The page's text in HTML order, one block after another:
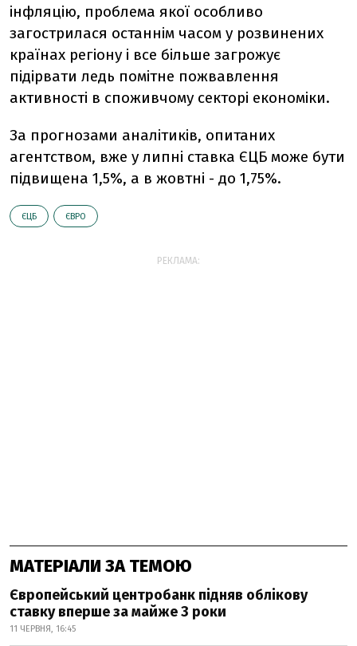
інфляцію, проблема якої особливо
загострилася останнім часом у розвинених
країнах регіону і все більше загрожує
підірвати ледь помітне пожвавлення
активності в споживчому секторі економіки.
За прогнозами аналітиків, опитаних
агентством, вже у липні ставка ЄЦБ може бути
підвищена 1,5%, а в жовтні - до 1,75%.
ЄЦБ ЄВРО
РЕКЛАМА:
МАТЕРІАЛИ ЗА ТЕМОЮ
Європейський центробанк підняв облікову
ставку вперше за майже 3 роки
11 ЧЕРВНЯ, 16:45